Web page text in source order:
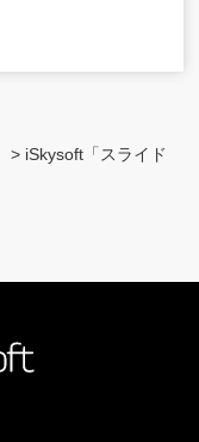
> iSkysoft「スライド